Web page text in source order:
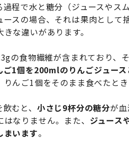
過程で水と糖分（ジュースや
ースの場合、それは果肉とし
な違いがあります。
の食物繊維が含まれており、
ご1個を200mlのりんごジュー
りんご1個をそのまま食べたと
むと、 小さじ9杯分の糖分が
なりません。また、 ジュース
まいます。